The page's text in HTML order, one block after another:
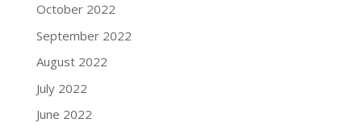
October 2022
September 2022
August 2022
July 2022
June 2022